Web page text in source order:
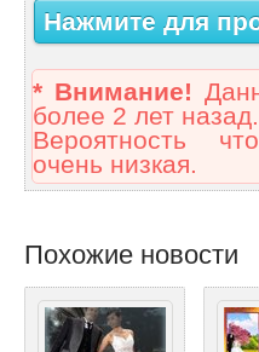
Нажмите для
* Внимание!
более 2 лет назад.
Вероятность
очень низкая.
Похожие новости